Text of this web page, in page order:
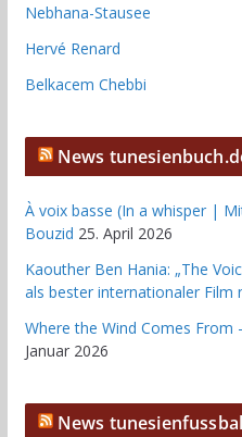
Nebhana-Stausee
Hervé Renard
Belkacem Chebbi
News
À voix basse (In a whisper |
Bouzid 25. April 2026
Kaouther Ben Hania: „The
als bester internationaler Film
Where the Wind Comes From
Januar 2026
News